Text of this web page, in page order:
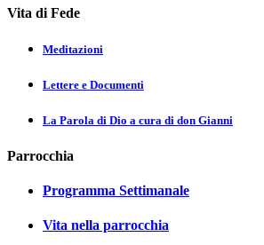
Vita di Fede
Meditazioni
Lettere e Documenti
La Parola di Dio a cura di don Gianni
Parrocchia
Programma Settimanale
Vita nella parrocchia